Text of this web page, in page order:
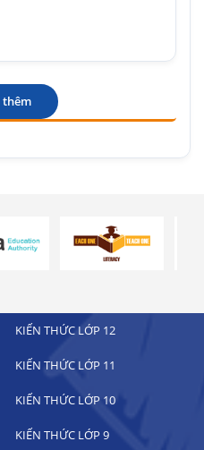
thêm
KIẾN THỨC LỚP 12
KIẾN THỨC LỚP 11
KIẾN THỨC LỚP 10
KIẾN THỨC LỚP 9